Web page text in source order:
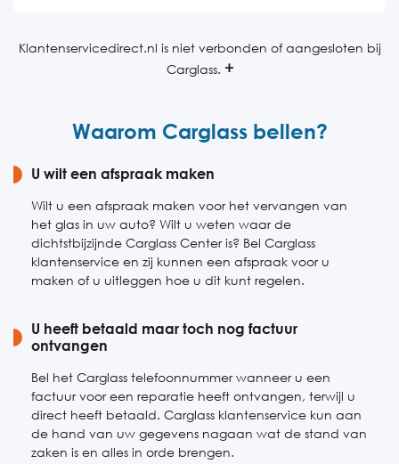
Dinsdag
24 uur bereikbaar
Vrijdag
24 uur bereikbaar
Zaterdag
Zondag
24 uur bereikbaar
Klantenservicedirect.nl is niet verbonden of aangesloten bij
Carglass.
Waarom Carglass bellen?
U wilt een afspraak maken
Wilt u een afspraak maken voor het vervangen van
het glas in uw auto? Wilt u weten waar de
dichtstbijzijnde Carglass Center is? Bel Carglass
klantenservice en zij kunnen een afspraak voor u
maken of u uitleggen hoe u dit kunt regelen.
U heeft betaald maar toch nog factuur
ontvangen
Bel het Carglass telefoonnummer wanneer u een
factuur voor een reparatie heeft ontvangen, terwijl u
direct heeft betaald. Carglass klantenservice kun aan
de hand van uw gegevens nagaan wat de stand van
zaken is en alles in orde brengen.